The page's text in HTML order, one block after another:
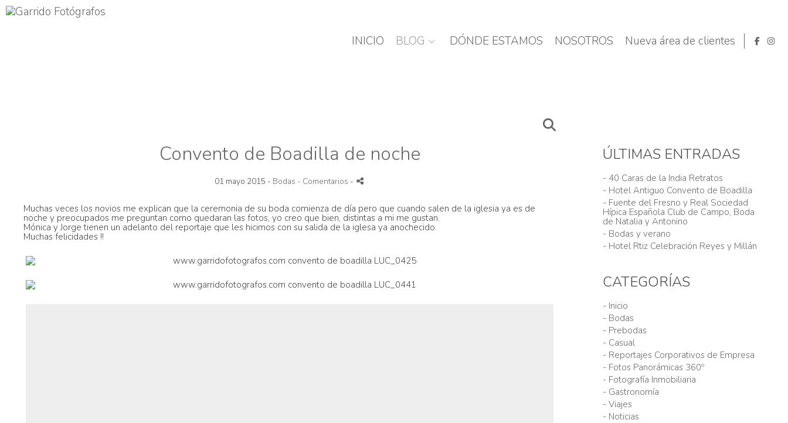
INICIO BLOG DÓNDE ESTAMOS NOSOTROS Nueva área de clientes
Convento de Boadilla de noche
01 mayo 2015 - Bodas - Comentarios -
Muchas veces los novios me explican que la ceremonia de su boda comienza de día pero que cuando salen de la iglesia ya es de
noche y preocupados me preguntan como quedaran las fotos, yo creo que bien, distintas a mi me gustan.
Mónica y Jorge tienen un adelanto del reportaje que les hicimos con su salida de la iglesa ya anochecido.
Muchas felicidades !!
ÚLTIMAS ENTRADAS
- 40 Caras de la India Retratos
- Hotel Antiguo Convento de Boadilla
- Fuente del Fresno y Real Sociedad
Hípica Española Club de Campo, Boda
de Natalia y Antonino
- Bodas y verano
- Hotel Rtiz Celebración Reyes y Millán
CATEGORÍAS
- Inicio
- Bodas
- Prebodas
- Casual
- Reportajes Corporativos de Empresa
- Fotos Panorámicas 360º
- Fotografía Inmobiliaria
- Gastronomía
- Viajes
- Noticias